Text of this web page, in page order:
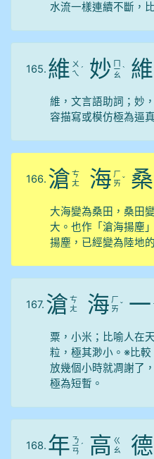
水流一樣連續不斷，
165. 維 ㄨ
ㄟ ˊ 妙 ㄇ
ㄧ
ㄠ
ˋ 維
維，文言語助詞；妙
容描寫或模仿極為逼
166. 滄 ㄘ
ㄤ
海 ㄏ
ㄞ ˇ 桑
大海變為桑田，桑田
大。也作「滄海揚塵
揚塵，已經變為陸地的
167. 滄 ㄘ
ㄤ
海 ㄏ
ㄞ ˇ 一
粟，小米；比喻人在
粒，極其渺小。※比
放幾個小時就凋謝了
極為短暫。
168. 年 ㄋ
ㄧ
ㄢ
ˊ 高 ㄍ
ㄠ
德